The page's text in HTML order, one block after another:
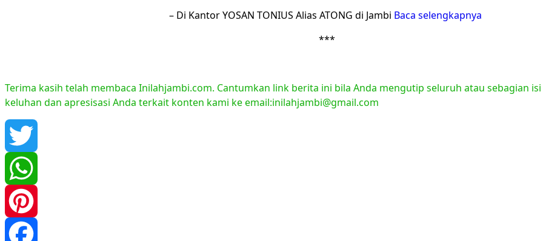
– Di Kantor YOSAN TONIUS Alias ATONG di Jambi Baca selengkapnya
***
Terima kasih telah membaca Inilahjambi.com. Cantumkan link berita ini bila Anda mengutip seluruh atau sebagian
keluhan dan apresisasi Anda terkait konten kami ke email:inilahjambi@gmail.com
Twitter
WhatsApp
Pinterest